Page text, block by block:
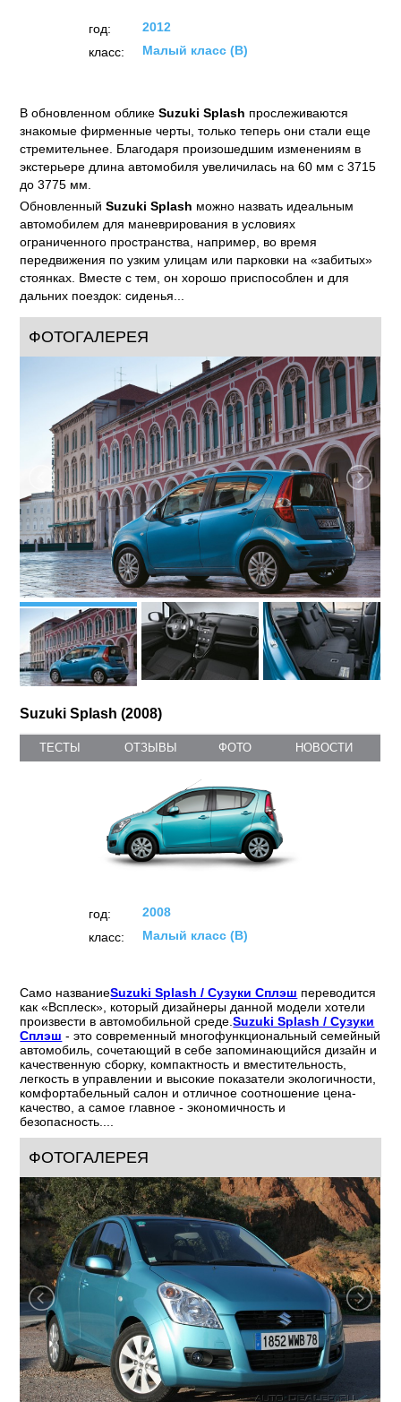
год:
2012
класс:
Малый класс (B)
В обновленном обликеSuzuki Splash прослеживаются
знакомые фирменные черты, только теперь они стали еще
стремительнее. Благодаря произошедшим изменениям в
экстерьере длина автомобиля увеличилась на 60 мм с 3715
до 3775 мм.
ОбновленныйSuzuki Splash можно назвать идеальным
автомобилем для маневрирования в условиях
ограниченного пространства, например, во время
передвижения по узким улицам или парковки на «забитых»
стоянках. Вместе с тем, он хорошо приспособлен и для
дальних поездок: сиденья...
ФОТОГАЛЕРЕЯ
Suzuki Splash (2008)
ТЕСТЫ ОТЗЫВЫ ФОТО НОВОСТИ
год:
2008
класс:
Малый класс (B)
Само названиеSuzuki Splash / Сузуки Сплэш переводится
как «Всплеск», который дизайнеры данной модели хотели
произвести в автомобильной среде.Suzuki Splash / Сузуки
Сплэш - это современный многофункциональный семейный
автомобиль, сочетающий в себе запоминающийся дизайн и
качественную сборку, компактность и вместительность,
легкость в управлении и высокие показатели экологичности,
комфортабельный салон и отличное соотношение цена-
качество, а самое главное - экономичность и
безопасность....
ФОТОГАЛЕРЕЯ